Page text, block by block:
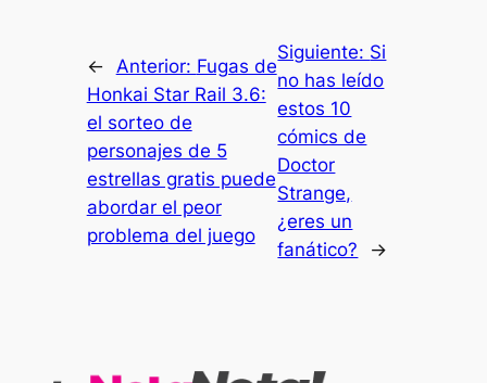
← Anterior: Fugas de
Honkai Star Rail 3.6:
el sorteo de
personajes de 5
estrellas gratis puede
abordar el peor
problema del juego
Siguiente: Si
no has leído
estos 10
cómics de
Doctor
Strange,
¿eres un
fanático?
→